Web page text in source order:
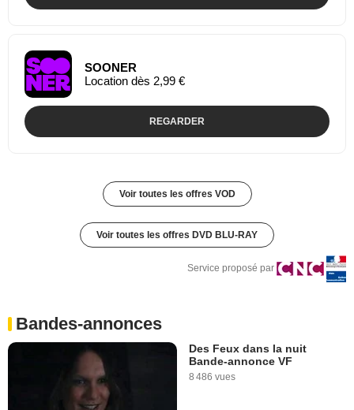
SOONER
Location dès 2,99 €
REGARDER
Voir toutes les offres VOD
Voir toutes les offres DVD BLU-RAY
Service proposé par
Bandes-annonces
Des Feux dans la nuit
Bande-annonce VF
8 486 vues